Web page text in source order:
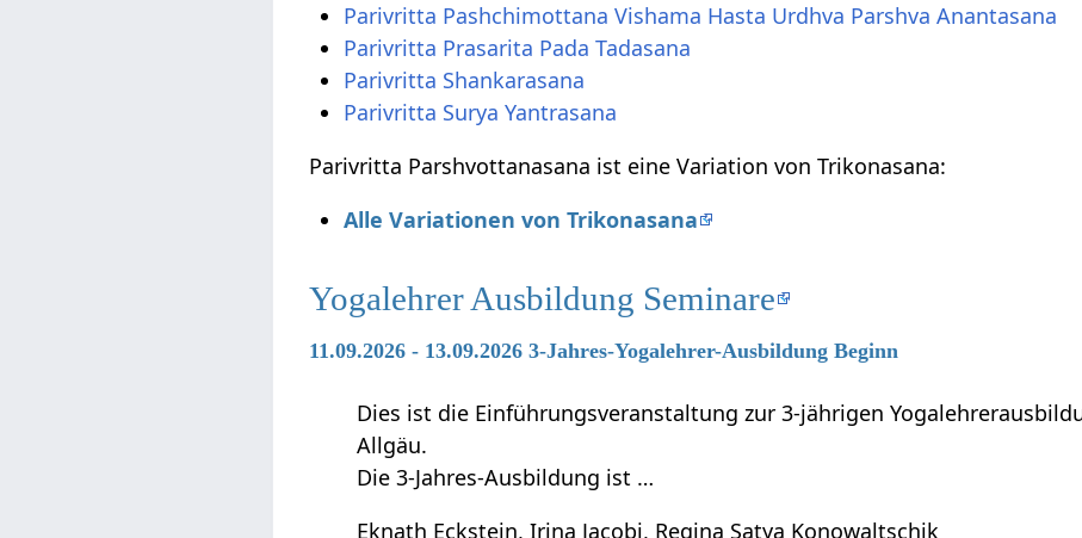
Parivritta Pashchimottana Vishama Hasta Urdhva Parshva Anantasana
Parivritta Prasarita Pada Tadasana
Parivritta Shankarasana
Parivritta Surya Yantrasana
Parivritta Parshvottanasana ist eine Variation von Trikonasana:
Alle Variationen von Trikonasana
Yogalehrer Ausbildung Seminare
11.09.2026 - 13.09.2026 3-Jahres-Yogalehrer-Ausbildung Beginn
Dies ist die Einführungsveranstaltung zur 3-jährigen
Allgäu.
Die 3-Jahres-Ausbildung ist …
Eknath Eckstein, Irina Jacobi, Regina Satya Konowaltschik